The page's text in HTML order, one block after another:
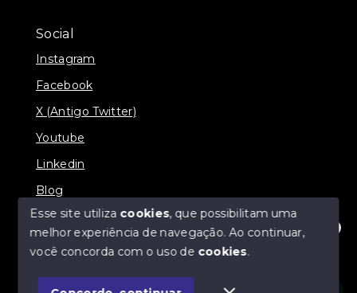
Olá! Estamos disponíveis para te ajudar.
Social
Instagram
Facebook
X (Antigo Twitter)
Youtube
Linkedin
Blog
© Copyright 2026 - Imobiliária SÃO VICENTE
Esse site utiliza cookies, que possibilitam uma
melhor experiência de navegação.Ao continuar,
você concorda com o uso de cookies.